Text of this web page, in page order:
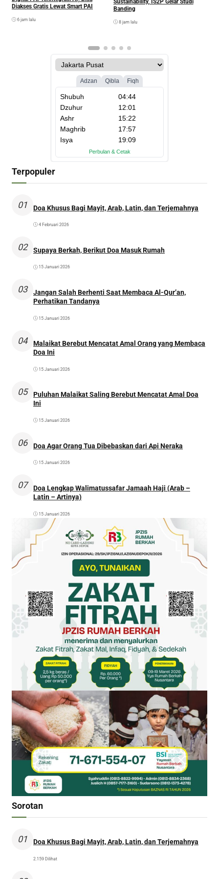
Diakses Gratis Lewat Smart PAI
6 jam lalu
Banding
8 jam lalu
Terpopuler
01 Doa Khusus Bagi Mayit, Arab, Latin, dan Terjemahnya
4 Februari 2026
02 Supaya Berkah, Berikut Doa Masuk Rumah
15 Januari 2026
03
Jangan Salah Berhenti Saat Membaca Al-Qur’an,
Perhatikan Tandanya
15 Januari 2026
04
Malaikat Berebut Mencatat Amal Orang yang Membaca
Doa Ini
15 Januari 2026
05
Puluhan Malaikat Saling Berebut Mencatat Amal Doa
Ini
15 Januari 2026
06 Doa Agar Orang Tua Dibebaskan dari Api Neraka
15 Januari 2026
07
Doa Lengkap Walimatussafar Jamaah Haji (Arab –
Latin – Artinya)
15 Januari 2026
Sorotan
01 Doa Khusus Bagi Mayit, Arab, Latin, dan Terjemahnya
2.159 Dilihat